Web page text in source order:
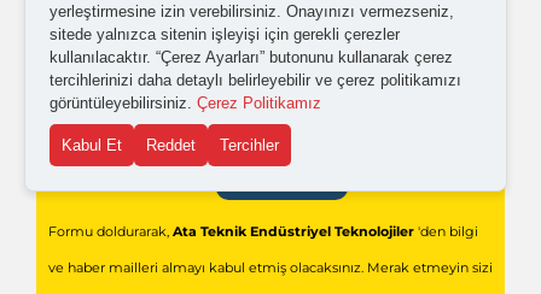
Gönder
Formu doldurarak, Ata Teknik Endüstriyel Teknolojiler'den bilgi
ve haber mailleri almayı kabul etmiş olacaksınız. Merak etmeyin sizi
yerleştirmesine izin verebilirsiniz. Onayınızı vermezseniz,
sitede yalnızca sitenin işleyişi için gerekli çerezler
kullanılacaktır. “Çerez Ayarları” butonunu kullanarak çerez
tercihlerinizi daha detaylı belirleyebilir ve çerez politikamızı
görüntüleyebilirsiniz. Çerez Politikamız
Kabul Et Reddet Tercihler